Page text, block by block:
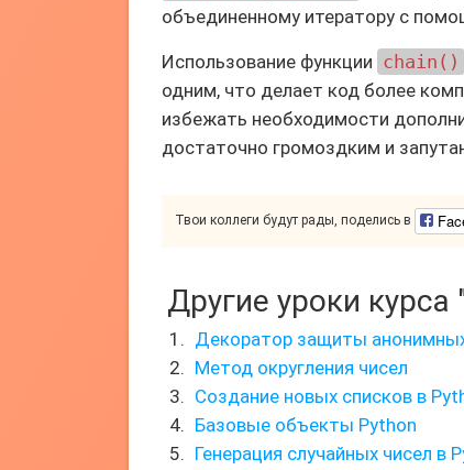
объединенному итератору с
Использование функции chain()
одним, что делает код более
избежать необходимости
достаточно громоздким и
Твои коллеги будут рады, поделись в
Другие уроки курса
Декоратор защиты
Метод округления чисел
Создание новых списков в
Базовые объекты Python
Генерация случайных чисел в